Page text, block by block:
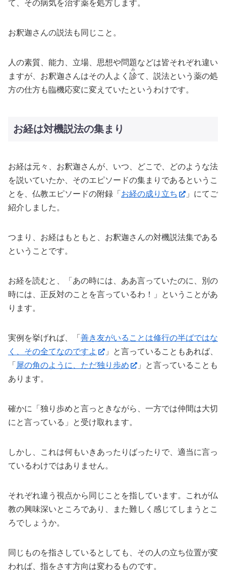
て、その病気を治す薬を処方します。
お釈迦さんの説法も同じこと。
人の素質、能力、立場、思想や問題などは皆それぞれ違い
ますが、お釈迦さんはその人よく 診
み
て、説法という薬の処
方の仕方も臨機応変に変えていたというわけです。
お経は対機説法の集まり
お経は元々、お釈迦さんが、いつ、どこで、どのような法
を説いていたか、そのエピソードの集まりであるというこ
とを、仏教エピソードの附録「 お経の成り立ち
」にてご
紹介しました。
つまり、お経はもともと、お釈迦さんの対機説法集である
ということです。
お経を読むと、「あの時には、ああ言っていたのに、別の
時には、正反対のことを言っているわ！」ということがあ
ります。
実例を挙げれば、「 善き友がいることは修行の半ばではな
く、その全てなのですよ
」と言っていることもあれば、
「 犀の角のように、ただ独り歩め
」と言っていることも
あります。
確かに「独り歩めと言っときながら、一方では仲間は大切
にと言っている」と受け取れます。
しかし、これは何もいきあったりばったりで、適当に言っ
ているわけではありません。
それぞれ違う視点から同じことを指しています。これが仏
教の興味深いところであり、また難しく感じてしまうとこ
ろでしょうか。
同じものを指さしているとしても、その人の立ち位置が変
われば、指をさす方向は変わるものです。